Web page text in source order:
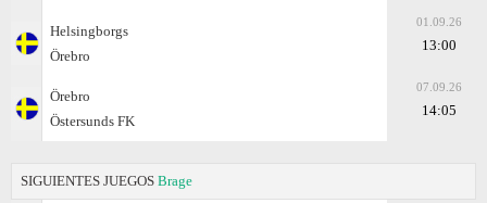
Helsingborgs
Örebro
01.09.26
13:00
Örebro
Östersunds FK
07.09.26
14:05
SIGUIENTES JUEGOS Brage